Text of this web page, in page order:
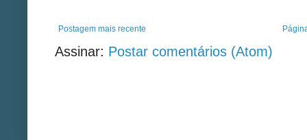
Postagem mais recente
Assinar: Postar comentários (Atom)